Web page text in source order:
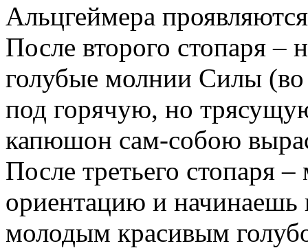
Альцгеймера
После второго стопаря –
голубые молнии Силы (во
под горячую, но
капюшон сам-собою
После третьего стопаря
ориентацию и начинаешь
молодым красивым